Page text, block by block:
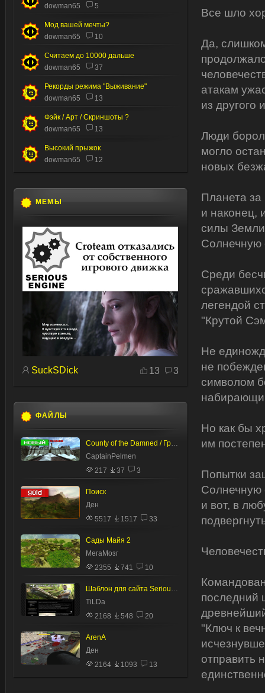
Все шло
Да,
атакам
из другого
Люди
могло
новых
Планета за
и наконец,
силы
Солнечную
Среди
легендой
"Крутой
Не
не
символом
Но как бы
им
Попытки
Солнечную
и вот, в
последний
"Ключ к
отправить
dowman65
5
Мод вашей мечты?
dowman65
10
Считаем до 10000 дальше
dowman65
37
Рекорды режима "Выживание"
dowman65
13
Фэйк / Арт / Скриншоты ?
dowman65
13
Высокий прыжок
dowman65
12
МЕМЫ
SuckSDick 13 3
ФАЙЛЫ
County of the Damned / Графство Проклятых
CaptainPelmen
217
37 3
Поиск
Ден
5517
1517 33
Сады Майя 2
МегаМозг
2355
741 10
Шаблон для сайта Serious Sam от TiLDA
TiLDa
2168
548 20
ArenA
Ден
2164
1093 13